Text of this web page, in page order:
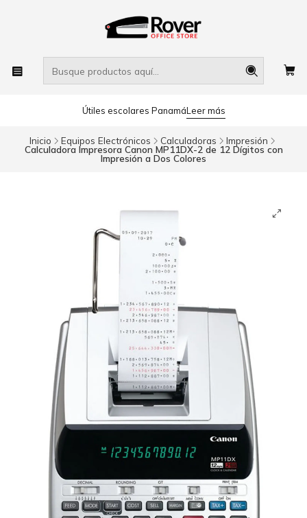
Útiles escolares PanamáLeer más
Inicio Equipos Electrónicos Calculadoras Impresión
Calculadora Impresora Canon MP11DX-2 de 12 Dígitos con
Impresión a Dos Colores